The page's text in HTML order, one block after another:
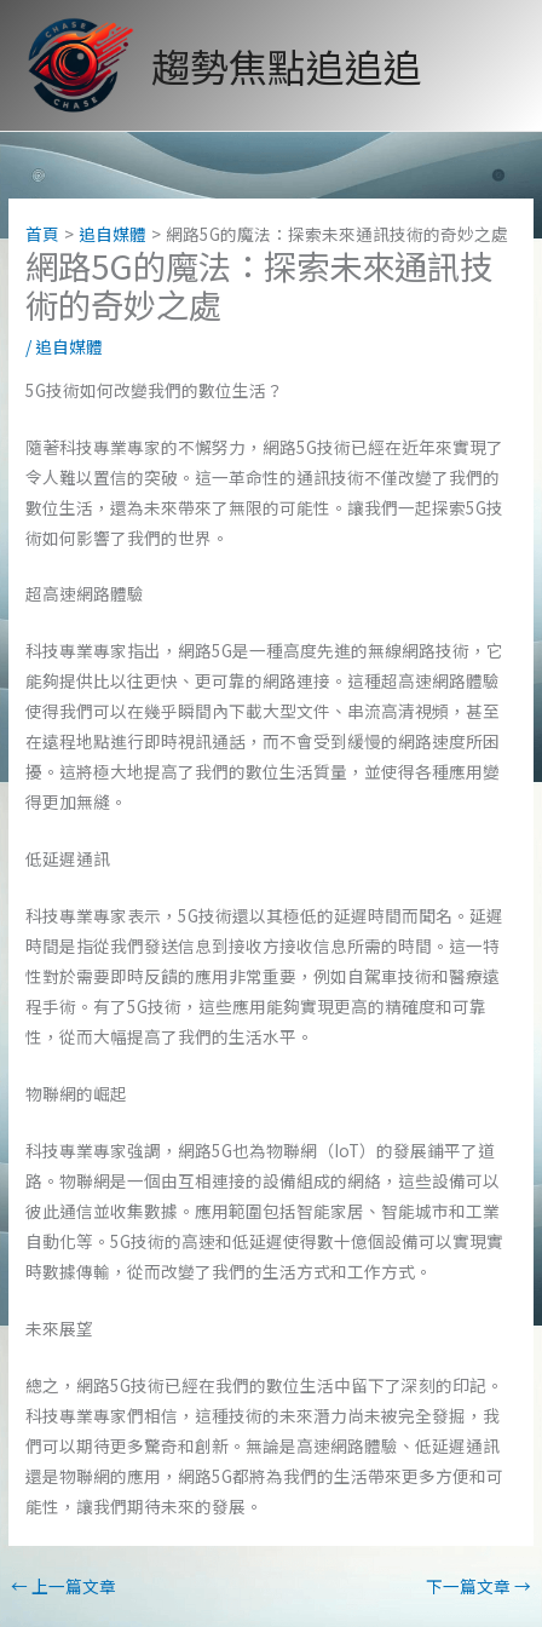
內
趨勢焦點追追追
首頁 追自媒體 網路5G的魔法：探索未來通訊技術的奇妙之處
網路5G的魔法：探索未來通訊技
術的奇妙之處
/追自媒體
5G技術如何改變我們的數位生活？
隨著科技專業專家的不懈努力，網路5G技術已經在近年來實現了
令人難以置信的突破。這一革命性的通訊技術不僅改變了我們的
數位生活，還為未來帶來了無限的可能性。讓我們一起探索5G技
術如何影響了我們的世界。
超高速網路體驗
科技專業專家指出，網路5G是一種高度先進的無線網路技術，它
能夠提供比以往更快、更可靠的網路連接。這種超高速網路體驗
使得我們可以在幾乎瞬間內下載大型文件、串流高清視頻，甚至
在遠程地點進行即時視訊通話，而不會受到緩慢的網路速度所困
擾。這將極大地提高了我們的數位生活質量，並使得各種應用變
得更加無縫。
低延遲通訊
科技專業專家表示，5G技術還以其極低的延遲時間而聞名。延遲
時間是指從我們發送信息到接收方接收信息所需的時間。這一特
性對於需要即時反饋的應用非常重要，例如自駕車技術和醫療遠
程手術。有了5G技術，這些應用能夠實現更高的精確度和可靠
性，從而大幅提高了我們的生活水平。
物聯網的崛起
科技專業專家強調，網路5G也為物聯網（IoT）的發展鋪平了道
路。物聯網是一個由互相連接的設備組成的網絡，這些設備可以
彼此通信並收集數據。應用範圍包括智能家居、智能城市和工業
自動化等。5G技術的高速和低延遲使得數十億個設備可以實現實
時數據傳輸，從而改變了我們的生活方式和工作方式。
未來展望
總之，網路5G技術已經在我們的數位生活中留下了深刻的印記。
科技專業專家們相信，這種技術的未來潛力尚未被完全發掘，我
們可以期待更多驚奇和創新。無論是高速網路體驗、低延遲通訊
還是物聯網的應用，網路5G都將為我們的生活帶來更多方便和可
能性，讓我們期待未來的發展。
← 上一篇文章 下一篇文章 →